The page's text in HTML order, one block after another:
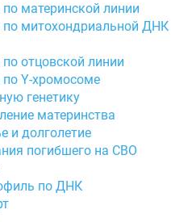
материнской линии
по митохондриальной ДНК
отцовской линии
по Y-хромосоме
генетику
материнства
и долголетие
погибшего на СВО
по ДНК